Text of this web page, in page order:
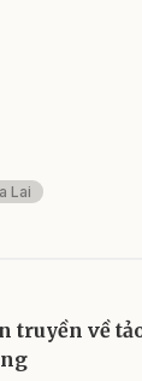
Lai
truyền về